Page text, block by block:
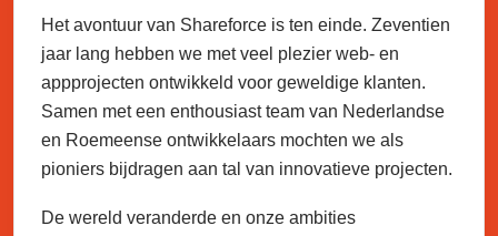
Het avontuur van Shareforce is ten einde. Zeventien
jaar lang hebben we met veel plezier web- en
appprojecten ontwikkeld voor geweldige klanten.
Samen met een enthousiast team van Nederlandse
en Roemeense ontwikkelaars mochten we als
pioniers bijdragen aan tal van innovatieve projecten.
De wereld veranderde en onze ambities